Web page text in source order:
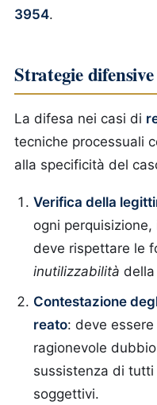
3954.
Strategie
La difesa nei casi di
tecniche processuali
alla specificità del
Verifica della
ogni
deve rispettare le
inutilizzabilità della
Contestazione
reato: deve
ragionevole
sussistenza di
soggettivi.